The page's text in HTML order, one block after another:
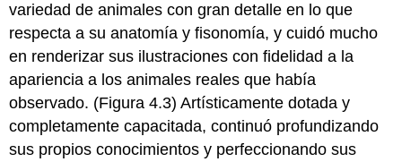
variedad de animales con gran detalle en lo que
respecta a su anatomía y fisonomía, y cuidó mucho
en renderizar sus ilustraciones con fidelidad a la
apariencia a los animales reales que había
observado. (Figura 4.3) Artísticamente dotada y
completamente capacitada, continuó profundizando
sus propios conocimientos y perfeccionando sus